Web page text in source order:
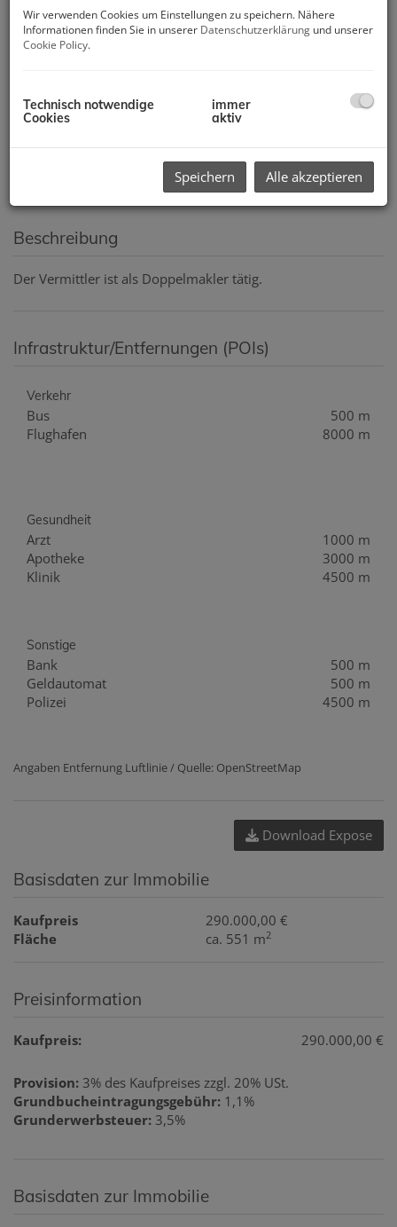
Beschreibung
Der Vermittler ist als Doppelmakler tätig.
Infrastruktur/Entfernungen (POIs)
Verkehr
Bus
500 m
Flughafen
8000 m
Gesundheit
Arzt
1000 m
Apotheke
3000 m
Klinik
4500 m
Sonstige
Bank
500 m
Geldautomat
500 m
Polizei
4500 m
Angaben Entfernung Luftlinie / Quelle: OpenStreetMap
Download Expose
Basisdaten zur Immobilie
Kaufpreis
290.000,00 €
Fläche
ca. 551 m2
Preisinformation
Kaufpreis: 290.000,00 €
Provision: 3% des Kaufpreises zzgl. 20% USt.
Grundbucheintragungsgebühr: 1,1%
Grunderwerbsteuer: 3,5%
Basisdaten zur Immobilie
Wir verwenden Cookies um Einstellungen zu speichern. Nähere
Informationen finden Sie in unserer Datenschutzerklärung und unserer
Cookie Policy.
Technisch notwendige
Cookies
immer
aktiv
Speichern Alle akzeptieren